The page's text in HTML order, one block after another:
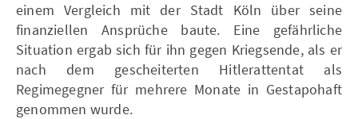
einem Vergleich mit der Stadt Köln über seine
finanziellen Ansprüche baute. Eine gefährliche
Situation ergab sich für ihn gegen Kriegsende, als er
nach dem gescheiterten Hitlerattentat als
Regimegegner für mehrere Monate in Gestapohaft
genommen wurde.